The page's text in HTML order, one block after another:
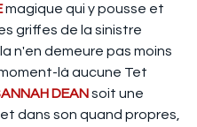
magique qui y pousse et
griffes de la sinistre
n'en demeure pas moins
là aucune Tet
DEANsoit une
dans son quand propres,